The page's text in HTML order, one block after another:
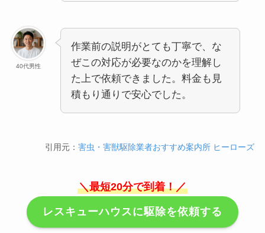
40代男性
作業前の説明がとても丁寧で、な
ぜこの対応が必要なのかを理解し
た上で依頼できました。料金も見
積もり通りで安心でした。
引用元：害虫・害獣駆除業者おすすめ案内所 ヒーローズ
＼最短20分で到着！／
レスキューハウスに駆除を依頼する